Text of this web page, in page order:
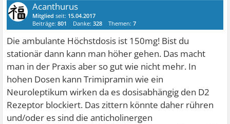
Acanthurus
Mitglied seit: 15.04.2017
Beiträge:801 Danke:328 Themen:7
Die ambulante Höchstdosis ist 150mg! Bist du
stationär dann kann man höher gehen. Das macht
man in der Praxis aber so gut wie nicht mehr. In
hohen Dosen kann Trimipramin wie ein
Neuroleptikum wirken da es dosisabhängig den D2
Rezeptor blockiert. Das zittern könnte daher rühren
und/oder es sind die anticholinergen